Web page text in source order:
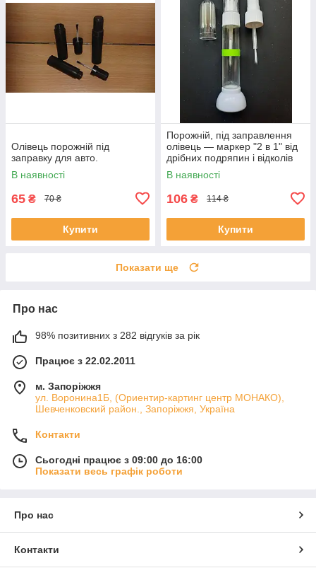
Олівець порожній під
заправку для авто.
В наявності
65 ₴ 70 ₴
Купити
Порожній, під заправлення
олівець — маркер "2 в 1" від
дрібних подряпин і відколів
на авто 10 мл.
В наявності
106 ₴ 114 ₴
Купити
Показати ще
Про нас
98% позитивних з 282 відгуків за рік
Працює з 22.02.2011
м. Запоріжжя
ул. Воронина1Б, (Ориентир-картинг центр МОНАКО),
Шевченковский район., Запоріжжя, Україна
Контакти
Сьогодні працює з 09:00 до 16:00
Показати весь графік роботи
Про нас
Контакти